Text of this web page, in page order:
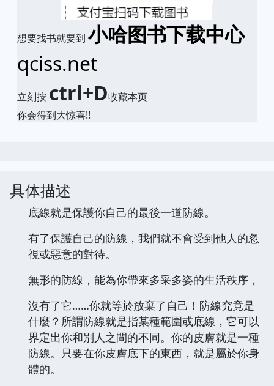
想要找书就要到 小哈图书下载中心
qciss.net
立刻按 ctrl+D收藏本页
你会得到大惊喜!!
具体描述
底線就是保護你自己的最後一道防線。
有了保護自己的防線，我們就不會受到他人的忽
視或惡意的對待。
無形的防線，能為你帶來多采多姿的生活秩序，
沒有了它……你就等於放棄了自己！防線究竟是
什麼？所謂防線就是指某種範圍或底線，它可以
界定出你和別人之間的不同。你的皮膚就是一種
防線。只要在你皮膚底下的東西，就是屬於你身
體的。